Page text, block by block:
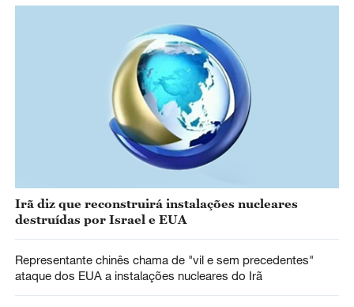
Irã diz que reconstruirá instalações nucleares
destruídas por Israel e EUA
Representante chinês chama de "vil e sem precedentes"
ataque dos EUA a instalações nucleares do Irã